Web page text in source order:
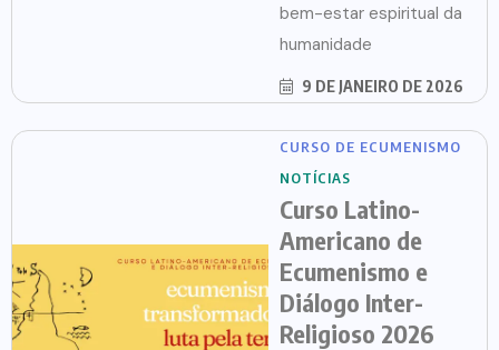
bem-estar espiritual da
humanidade
9 DE JANEIRO DE 2026
CURSO DE ECUMENISMO
NOTÍCIAS
Curso Latino-
Americano de
Ecumenismo e
Diálogo Inter-
Religioso 2026